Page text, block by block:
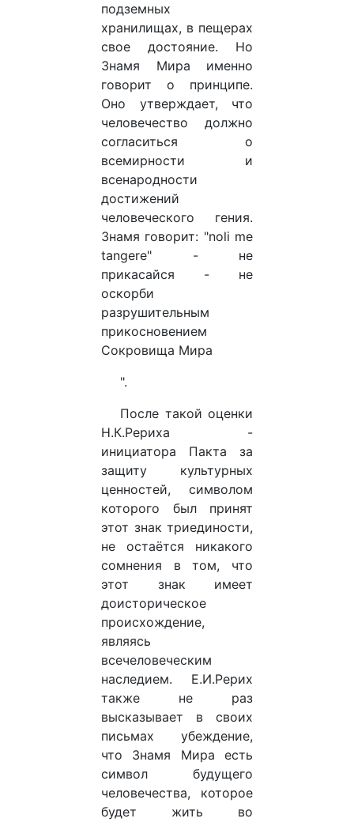
подземных
хранилищах, в пещерах
свое достояние. Но
Знамя Мира именно
говорит о принципе.
Оно утверждает, что
человечество должно
согласиться о
всемирности и
всенародности
достижений
человеческого гения.
Знамя говорит: "noli me
tangere" - не
прикасайся - не
оскорби
разрушительным
прикосновением
Сокровища Мира
".
После такой оценки
Н.К.Рериха -
инициатора Пакта за
защиту культурных
ценностей, символом
которого был принят
этот знак триединости,
не остаётся никакого
сомнения в том, что
этот знак имеет
доисторическое
происхождение,
являясь
всечеловеческим
наследием. Е.И.Рерих
также не раз
высказывает в своих
письмах убеждение,
что Знамя Мира есть
символ будущего
человечества, которое
будет жить во